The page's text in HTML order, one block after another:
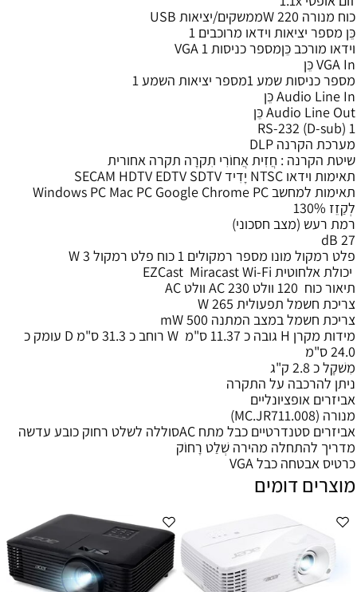
כוח מנורה 220 Wממשקים/יציאות USB
כֵּן מספר יציאות וידאו מרוכבים 1
וידאו מורכב כֵּןמספר כניסות VGA 1
VGA In כֵּן
מספר כניסות שמע 1מספר יציאות השמע 1
Audio Line In כֵּן
Audio Line Out כֵּן
RS-232 (D-sub) 1
מערכת הקרנה DLP
שיטת הקרנה : חֲזִית אֲחוֹרִי תִקרָה תקרה אחורית
תאימות וידאו NTSC יָדִיד SECAM HDTV EDTV SDTV
תאימות למחשב Windows PC Mac PC Google Chrome PC
לְקַזֵז 130%
רמת רעש (מצב חסכוני)
27 dB
פלט רמקול מונו מספר רמקולים 1 כוח פלט רמקול 3 W
יכולת אלחוטית EZCast Miracast Wi-Fi
תיאור כוח 120 וולט AC 230 וולט AC
צריכת חשמל תפעולית 265 W
צריכת חשמל במצב המתנה 500 mW
מידות מקרן H גובה כ 11.37 ס"מ W רוחב כ 31.3 ס"מ D עומק כ
24.0 ס"מ
מִשׁקָל כ 2.8 ק"ג
ניתן להרכבה על התקרה
אביזרים אופציונליים
מנורה (MC.JR711.008)
אביזרים סטנדרטיים כבל מתח ACסוללה לשלט רחוק כובע עדשה
מדריך להתחלה מהירה שְׁלַט רָחוֹק
כרטיס אבטחה כבל VGA
מוצרים דומים